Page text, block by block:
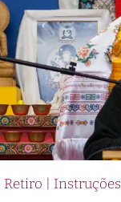
Retiro |